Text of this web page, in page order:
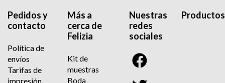
Pedidos y
contacto
Política de
envíos
Tarifas de
impresión
Más a
cerca de
Felizia
Kit de
muestras
Boda
Nuestras
redes
sociales
Productos